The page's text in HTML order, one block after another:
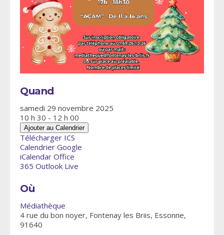
Quand
samedi 29 novembre 2025
10 h 30 - 12 h 00
Ajouter au Calendrier
Télécharger ICS
Calendrier Google
iCalendar Office
365 Outlook Live
Où
Médiathèque
4 rue du bon noyer, Fontenay les Briis, Essonne,
91640